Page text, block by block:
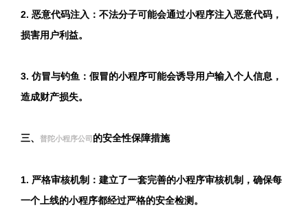
2. 恶意代码注入：不法分子可能会通过小程序注入恶意代码，
损害用户利益。
3. 仿冒与钓鱼：假冒的小程序可能会诱导用户输入个人信息，
造成财产损失。
三、 普陀小程序公司 的安全性保障措施
1. 严格审核机制：建立了一套完善的小程序审核机制，确保每
一个上线的小程序都经过严格的安全检测。